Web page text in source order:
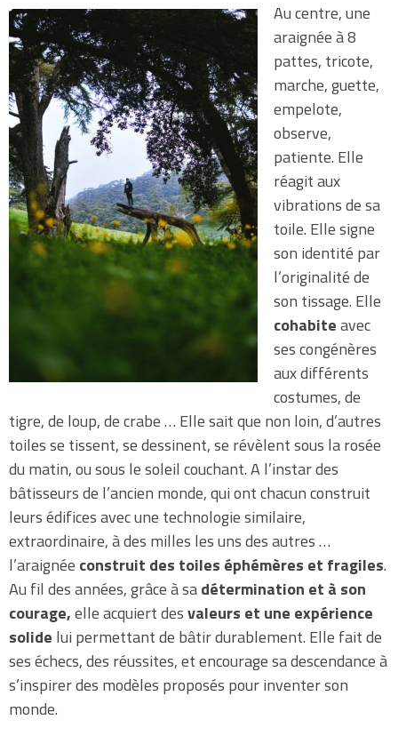
Au centre, une
araignée à 8
pattes, tricote,
marche, guette,
empelote,
observe,
patiente. Elle
réagit aux
vibrations de sa
toile. Elle signe
son identité par
l’originalité de
son tissage. Elle
cohabiteavec
ses congénères
aux différents
costumes, de
tigre, de loup, de crabe … Elle sait que non loin, d’autres
toiles se tissent, se dessinent, se révèlent sous la rosée
du matin, ou sous le soleil couchant. A l’instar des
bâtisseurs de l’ancien monde, qui ont chacun construit
leurs édifices avec une technologie similaire,
extraordinaire, à des milles les uns des autres …
l’araignée construit des toiles éphémères et fragiles.
Au fil des années, grâce à sadétermination et à son
courage,elle acquiert desvaleurs et une expérience
solide lui permettant de bâtir durablement. Elle fait de
ses échecs, des réussites, et encourage sa descendance à
s’inspirer des modèles proposés pour inventer son
monde.